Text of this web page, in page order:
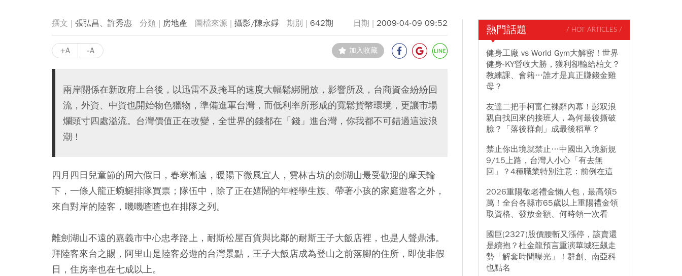
張弘昌、許秀惠 房地產 攝影/陳永錚 642期 2009-04-09 09:52
+A -A 加入收藏
兩岸關係在新政府上台後，以迅雷不及掩耳的速度大幅鬆綁開放，影響所及，台商資金紛紛回
流，外資、中資也開始物色獵物，準備進軍台灣，而低利率所形成的寬鬆貨幣環境，更讓市場
爛頭寸四處溢流。台灣價值正在改變，全世界的錢都在「錢」進台灣，你我都不可錯過這波浪
潮！
四月四日兒童節的周六假日，春寒漸遠，暖陽下微風宜人，雲林古坑的劍湖山最受歡迎的摩天輪
下，一條人龍正蜿蜒排隊買票；隊伍中，除了正在嬉鬧的年輕學生族、帶著小孩的家庭遊客之外，
來自對岸的陸客，嘰嘰喳喳也在排隊之列。
離劍湖山不遠的嘉義市中心忠孝路上，耐斯松屋百貨與比鄰的耐斯王子大飯店裡，也是人聲鼎沸。
拜陸客來台之賜，阿里山是陸客必遊的台灣景點，王子大飯店成為登山之前落腳的住所，即使非假
日，住房率也在七成以上。
熱門話題 / HOT ARTICLES /
健身工廠 vs World Gym大解密！世界
健身-KY營收大勝，獲利卻輸給柏文？
教練課、會籍…誰才是真正賺錢金雞
母？
友達二把手柯富仁裸辭內幕！彭双浪
親自找回來的接班人，為何最後撕破
臉？「落後群創」成最後稻草？
禁止你出境就禁止…中國出入境新規
9/15上路，台灣人小心「有去無
回」？4種職業特別注意：前例在這
2026重陽敬老禮金懶人包，最高領5
萬！全台各縣市65歲以上重陽禮金領
取資格、發放金額、何時領一次看
國巨(2327)股價腰斬又漲停，該賣還
是續抱？杜金龍預言重演華城狂飆走
勢「解套時間曝光」！群創、南亞科
也點名